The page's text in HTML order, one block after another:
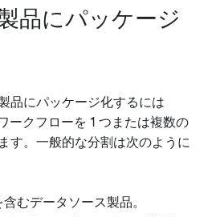
品にパッケージ
品にパッケージ化するには
ークフローを 1 つまたは複数の
す。一般的な分割は次のように
むデータソース製品。